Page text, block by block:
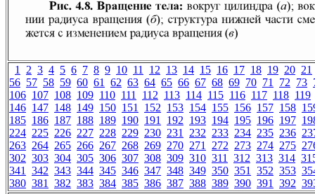
1 2 3 4 5 6 7 8 9 10 11 12 13 14 15 16 17 18 19 20 21
56 57 58 59 60 61 62 63 64 65 66 67 68 69 70 71 72 73
106 107 108 109 110 111 112 113 114 115 116 117 118 119
146 147 148 149 150 151 152 153 154 155 156 157 158
185 186 187 188 189 190 191 192 193 194 195 196 197
224 225 226 227 228 229 230 231 232 233 234 235 236
263 264 265 266 267 268 269 270 271 272 273 274 275
302 303 304 305 306 307 308 309 310 311 312 313 314
341 342 343 344 345 346 347 348 349 350 351 352 353
380 381 382 383 384 385 386 387 388 389 390 391 392